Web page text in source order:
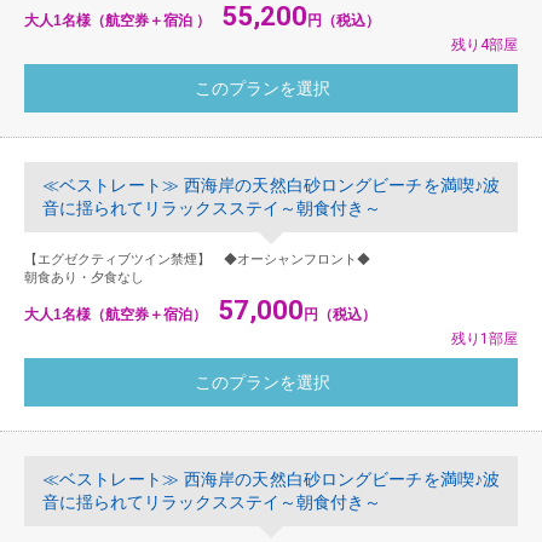
大人1名様（航空券＋宿泊 ） 55,200 円（税込）
残り4部屋
≪ベストレート≫ 西海岸の天然白砂ロングビーチを満喫♪波
音に揺られてリラックスステイ～朝食付き～
【エグゼクティブツイン禁煙】 ◆オーシャンフロント◆
朝食あり・夕食なし
大人1名様（航空券＋宿泊） 57,000 円（税込）
残り1部屋
≪ベストレート≫ 西海岸の天然白砂ロングビーチを満喫♪波
音に揺られてリラックスステイ～朝食付き～